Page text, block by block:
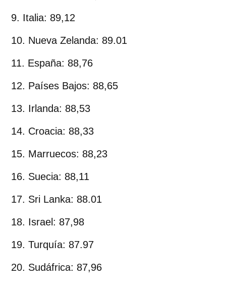
Italia: 89,12
Nueva Zelanda: 89.01
España: 88,76
Países Bajos: 88,65
Irlanda: 88,53
Croacia: 88,33
Marruecos: 88,23
Suecia: 88,11
Sri Lanka: 88.01
Israel: 87,98
Turquía: 87.97
Sudáfrica: 87,96